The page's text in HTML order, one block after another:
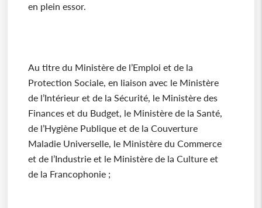
en plein essor.
Au titre du Ministère de l’Emploi et de la
Protection Sociale, en liaison avec le Ministère
de l’Intérieur et de la Sécurité, le Ministère des
Finances et du Budget, le Ministère de la Santé,
de l’Hygiène Publique et de la Couverture
Maladie Universelle, le Ministère du Commerce
et de l’Industrie et le Ministère de la Culture et
de la Francophonie ;